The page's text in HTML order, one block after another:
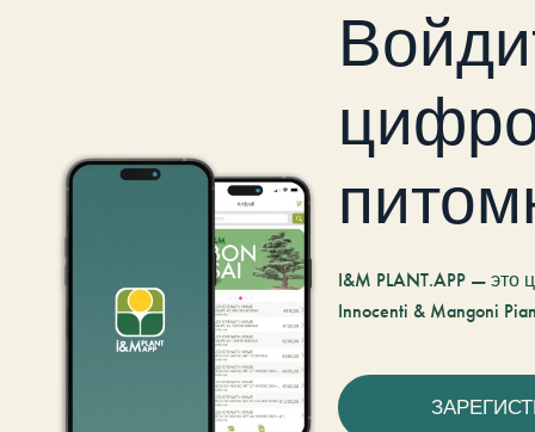
I&M PLANT.APP —
Innocenti & Mangoni